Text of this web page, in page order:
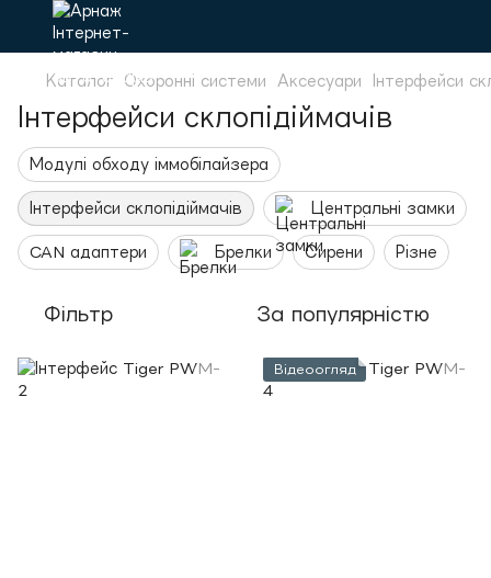
Каталог Охоронні системи Аксесуари Інтерфейси
Інтерфейси склопідіймачів
Модулі обходу іммобілайзера
Інтерфейси склопідіймачів Центральні замки
CAN адаптери Брелки Сирени Різне
Фільтр За популярністю
Відеоогляд